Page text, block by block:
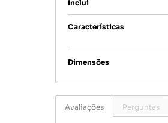
Inclui
Características
Dimensões
Avaliações Perguntas